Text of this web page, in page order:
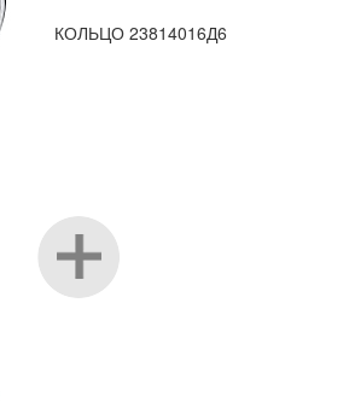
КОЛЬЦО 23814016Д6